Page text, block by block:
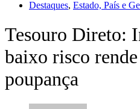
Destaques, Estado, País e
Tesouro Direto:
baixo risco
poupança